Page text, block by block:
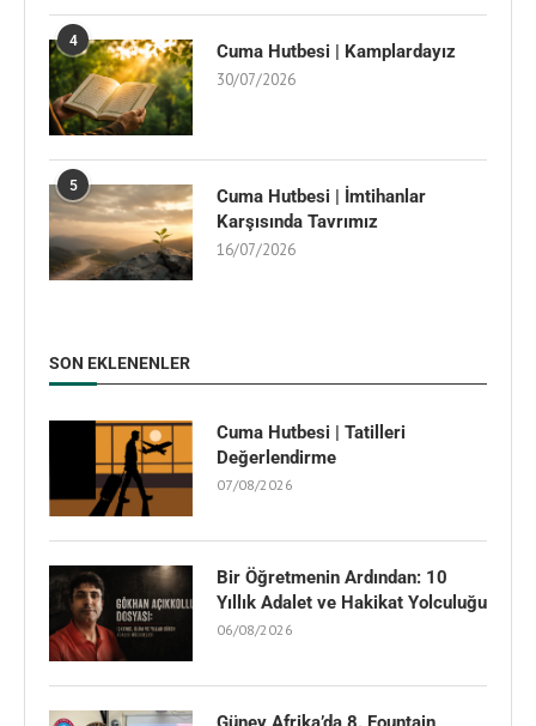
4 Cuma Hutbesi | Kamplardayız
30/07/2026
5
Cuma Hutbesi | İmtihanlar
Karşısında Tavrımız
16/07/2026
SON EKLENENLER
Cuma Hutbesi | Tatilleri
Değerlendirme
07/08/2026
Bir Öğretmenin Ardından: 10
Yıllık Adalet ve Hakikat Yolculuğu
06/08/2026